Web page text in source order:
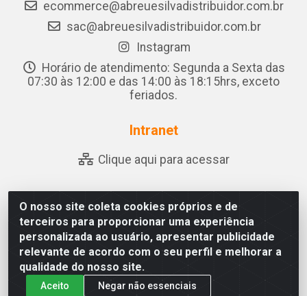
O nosso site coleta cookies próprios e de
terceiros para proporcionar uma experiência
personalizada ao usuário, apresentar publicidade
relevante de acordo com o seu perfil e melhorar a
qualidade do nosso site.
Aceito Negar não essenciais
ecommerce@abreuesilvadistribuidor.com.br
sac@abreuesilvadistribuidor.com.br
Instagram
Horário de atendimento: Segunda a Sexta das
07:30 às 12:00 e das 14:00 às 18:15hrs, exceto
feriados.
Intranet
Clique aqui para acessar
Abreu & Silva - Rua Padre Jose de Souza Leite, 265 - Ariado,
Olho D'Água das Flores/AL - CEP 57.442-000 - CNPJ
04.790.656/0001-06